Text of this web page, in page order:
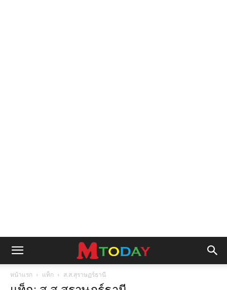
หน้าแรก แท็ก ส.ส.สุราษฏร์ธานี